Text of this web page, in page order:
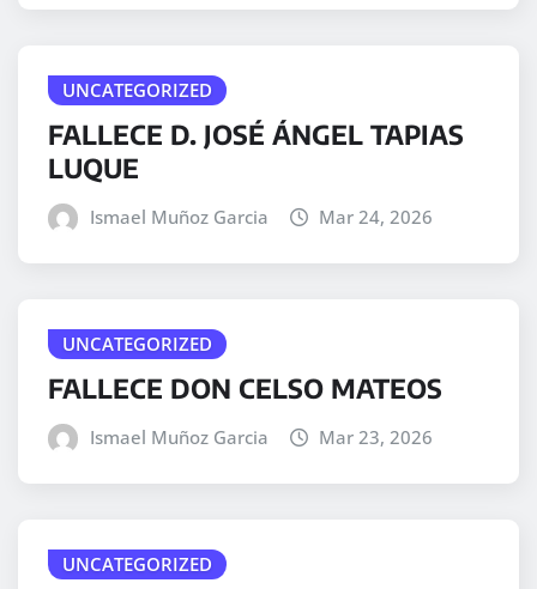
UNCATEGORIZED
FALLECE D. JOSÉ ÁNGEL TAPIAS
LUQUE
Ismael Muñoz Garcia Mar 24, 2026
UNCATEGORIZED
FALLECE DON CELSO MATEOS
Ismael Muñoz Garcia Mar 23, 2026
UNCATEGORIZED